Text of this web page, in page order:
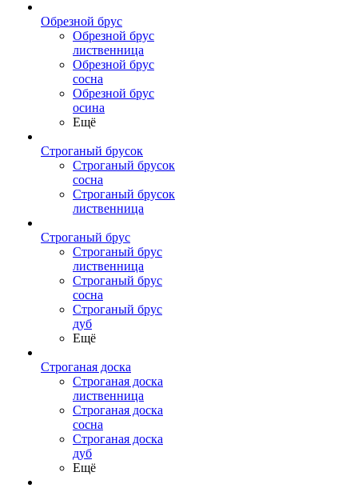
Обрезной брус
Обрезной брус
лиственница
Обрезной брус
сосна
Обрезной брус
осина
Ещё
Строганый брусок
Строганый брусок
сосна
Строганый брусок
лиственница
Строганый брус
Строганый брус
лиственница
Строганый брус
сосна
Строганый брус
дуб
Ещё
Строганая доска
Строганая доска
лиственница
Строганая доска
сосна
Строганая доска
дуб
Ещё